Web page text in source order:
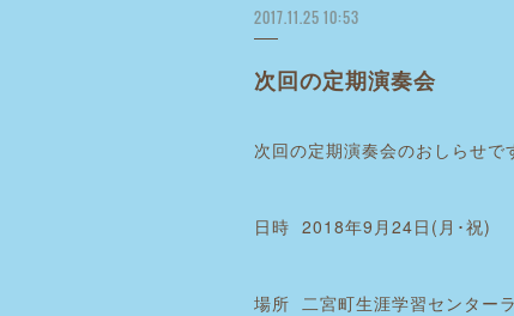
2017.11.25 10:53
次回の定期演奏会
次回の定期演奏会のおしらせで
日時 2018年9月24日(月･祝)
場所 二宮町生涯学習センター